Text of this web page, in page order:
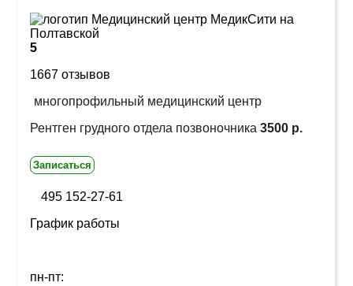
5
1667 отзывов
многопрофильный медицинский центр
Рентген грудного отдела позвоночника 3500 р.
Записаться
495 152-27-61
График работы
пн-пт: